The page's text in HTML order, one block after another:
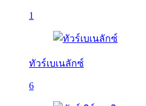
1
ทัวร์เบเนลักซ์
6